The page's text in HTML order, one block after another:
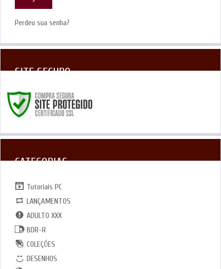
Perdeu sua senha?
SITE SEGURO
CATEGORIAS
Tutoriais PC
LANÇAMENTOS
ADULTO XXX
BDR-R
COLEÇÕES
DESENHOS